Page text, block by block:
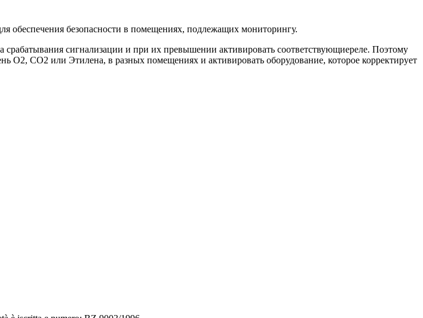
обеспечения безопасности в помещениях, подлежащих мониторингу.
срабатывания сигнализации и при их превышении активировать соответствующиереле. Поэтому
O2, CO2 или Этилена, в разных помещениях и активировать оборудование, которое корректирует